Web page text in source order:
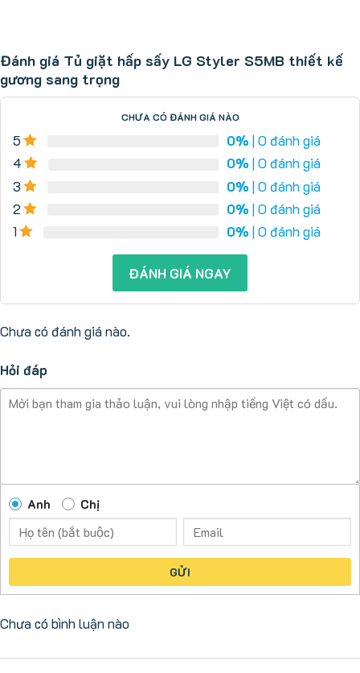
Đánh giá Tủ giặt hấp sấy LG Styler S5MB thiết kế
gương sang trọng
CHƯA CÓ ĐÁNH GIÁ NÀO
5 0% | 0 đánh giá
4
0% | 0 đánh giá
3
0% | 0 đánh giá
2
0% | 0 đánh giá
1
0% | 0 đánh giá
ĐÁNH GIÁ NGAY
Chưa có đánh giá nào.
Hỏi đáp
Anh Chị
GỬI
Chưa có bình luận nào